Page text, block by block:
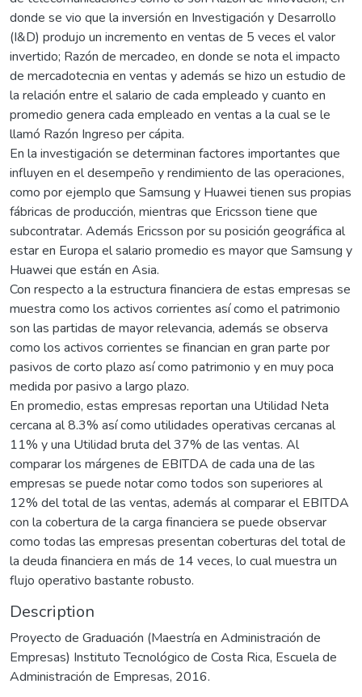
donde se vio que la inversión en Investigación y Desarrollo
(I&D) produjo un incremento en ventas de 5 veces el valor
invertido; Razón de mercadeo, en donde se nota el impacto
de mercadotecnia en ventas y además se hizo un estudio de
la relación entre el salario de cada empleado y cuanto en
promedio genera cada empleado en ventas a la cual se le
llamó Razón Ingreso per cápita.
En la investigación se determinan factores importantes que
influyen en el desempeño y rendimiento de las operaciones,
como por ejemplo que Samsung y Huawei tienen sus propias
fábricas de producción, mientras que Ericsson tiene que
subcontratar. Además Ericsson por su posición geográfica al
estar en Europa el salario promedio es mayor que Samsung y
Huawei que están en Asia.
Con respecto a la estructura financiera de estas empresas se
muestra como los activos corrientes así como el patrimonio
son las partidas de mayor relevancia, además se observa
como los activos corrientes se financian en gran parte por
pasivos de corto plazo así como patrimonio y en muy poca
medida por pasivo a largo plazo.
En promedio, estas empresas reportan una Utilidad Neta
cercana al 8.3% así como utilidades operativas cercanas al
11% y una Utilidad bruta del 37% de las ventas. Al
comparar los márgenes de EBITDA de cada una de las
empresas se puede notar como todos son superiores al
12% del total de las ventas, además al comparar el EBITDA
con la cobertura de la carga financiera se puede observar
como todas las empresas presentan coberturas del total de
la deuda financiera en más de 14 veces, lo cual muestra un
flujo operativo bastante robusto.
Description
Proyecto de Graduación (Maestría en Administración de
Empresas) Instituto Tecnológico de Costa Rica, Escuela de
Administración de Empresas, 2016.